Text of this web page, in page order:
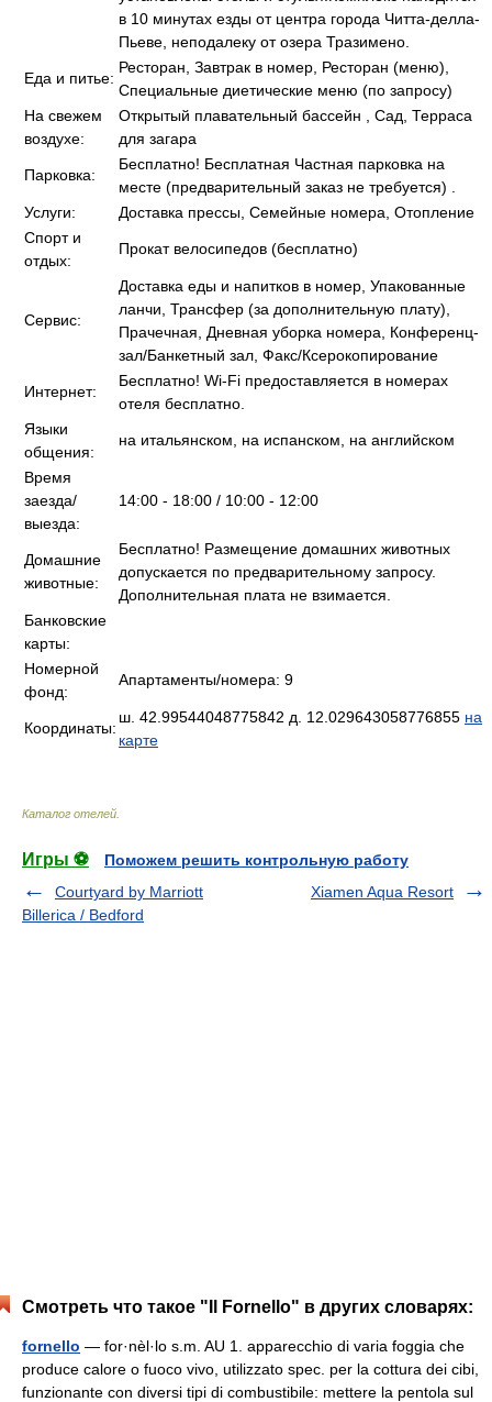
в 10 минутах езды от центра города Читта-делла-
Пьеве, неподалеку от озера Тразимено.
Еда и питье:
Ресторан, Завтрак в номер, Ресторан (меню),
Специальные диетические меню (по запросу)
На свежем
воздухе:
Открытый плавательный бассейн , Сад, Терраса
для загара
Парковка:
Бесплатно! Бесплатная Частная парковка на
месте (предварительный заказ не требуется) .
Услуги:
Доставка прессы, Семейные номера, Отопление
Спорт и
отдых:
Прокат велосипедов (бесплатно)
Сервис:
Доставка еды и напитков в номер, Упакованные
ланчи, Трансфер (за дополнительную плату),
Прачечная, Дневная уборка номера, Конференц-
зал/Банкетный зал, Факс/Ксерокопирование
Интернет:
Бесплатно! Wi-Fi предоставляется в номерах
отеля бесплатно.
Языки
общения:
на итальянском, на испанском, на английском
Время
заезда/
выезда:
14:00 - 18:00 / 10:00 - 12:00
Домашние
животные:
Бесплатно! Размещение домашних животных
допускается по предварительному запросу.
Дополнительная плата не взимается.
Банковские
карты:
Номерной
фонд:
Апартаменты/номера: 9
Координаты:
ш. 42.99544048775842 д. 12.029643058776855 на
карте
Каталог отелей
Игры ⚽
Поможем решить контрольную работу
Courtyard by Marriott
Billerica / Bedford
Xiamen Aqua Resort
Смотреть что такое "Il Fornello" в других словарях:
fornello — for·nèl·lo s.m. AU 1. apparecchio di varia foggia che
produce calore o fuoco vivo, utilizzato spec. per la cottura dei cibi,
funzionante con diversi tipi di combustibile: mettere la pentola sul